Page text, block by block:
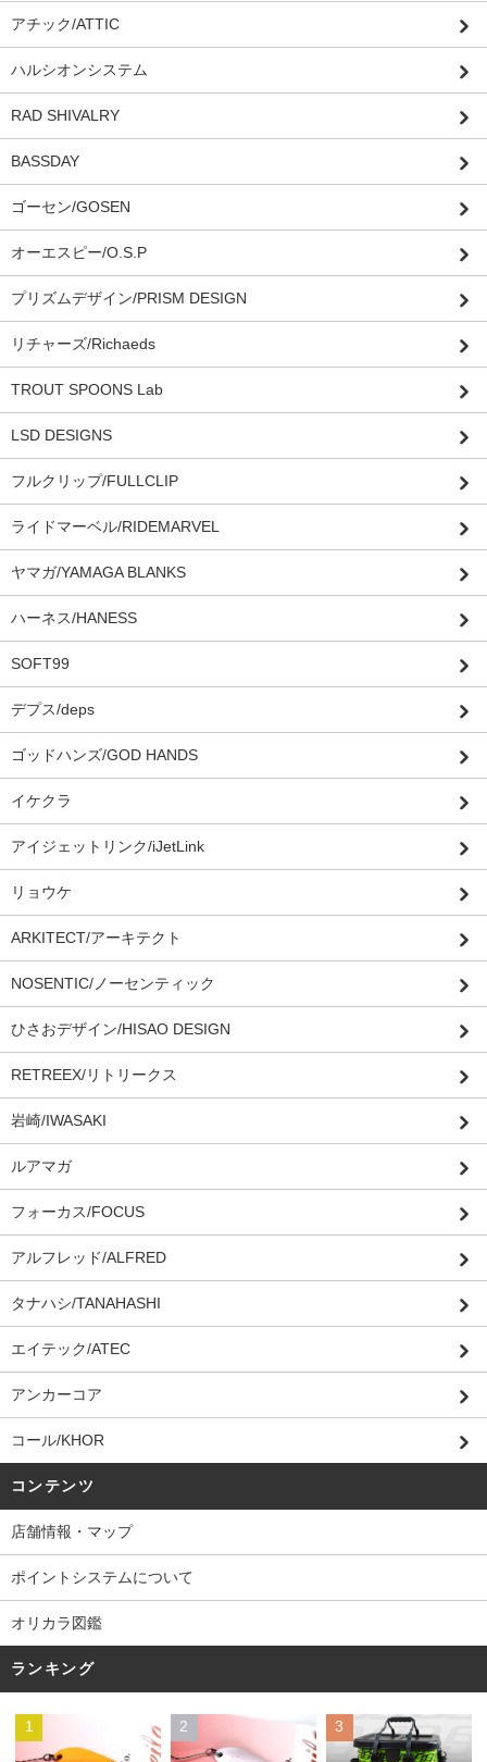
アチック/ATTIC
ハルシオンシステム
RAD SHIVALRY
BASSDAY
ゴーセン/GOSEN
オーエスピー/O.S.P
プリズムデザイン/PRISM DESIGN
リチャーズ/Richaeds
TROUT SPOONS Lab
LSD DESIGNS
フルクリップ/FULLCLIP
ライドマーベル/RIDEMARVEL
ヤマガ/YAMAGA BLANKS
ハーネス/HANESS
SOFT99
デプス/deps
ゴッドハンズ/GOD HANDS
イケクラ
アイジェットリンク/iJetLink
リョウケ
ARKITECT/アーキテクト
NOSENTIC/ノーセンティック
ひさおデザイン/HISAO DESIGN
RETREEX/リトリークス
岩崎/IWASAKI
ルアマガ
フォーカス/FOCUS
アルフレッド/ALFRED
タナハシ/TANAHASHI
エイテック/ATEC
アンカーコア
コール/KHOR
コンテンツ
店舗情報・マップ
ポイントシステムについて
オリカラ図鑑
ランキング
1 2 3